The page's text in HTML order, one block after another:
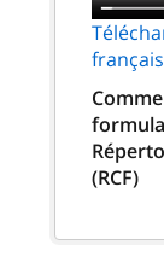
français
(RCF)